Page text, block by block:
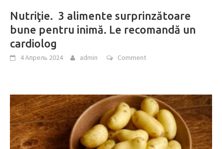
Nutriţie. 3 alimente surprinzătoare
bune pentru inimă. Le recomandă un
cardiolog
4 Апрель 2024 admin Comment